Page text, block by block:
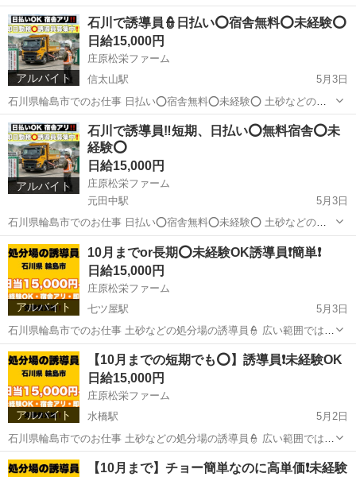
分場の誘導員👮 広い範囲ではなく小さな捨て場です 入口から入ってき
たダンプトラック🛻から 伝票を預かり、捨てる場所へ誘導するだけ‼️
トラックが入って...
兵庫 神戸市 箕谷駅 建築 無料
アルバイト
石川で誘導員👮日払い⭕️宿舎無料⭕️未経験⭕️
日給15,000円
庄原松栄ファーム
信太山駅
5月3日
石川県輪島市でのお仕事 日払い⭕️宿舎無料⭕️未経験⭕️ 土砂などの処
分場の誘導員👮 広い範囲ではなく小さな捨て場です 入口から入ってき
たダンプトラック🛻から 伝票を預かり、捨てる場所へ誘導するだけ‼️
トラックが入って...
大阪 和泉市 信太山駅 建築 無料
アルバイト
石川で誘導員‼️短期、日払い⭕️無料宿舎⭕️未
経験⭕️
日給15,000円
庄原松栄ファーム
元田中駅
5月3日
石川県輪島市でのお仕事 日払い⭕️宿舎無料⭕️未経験⭕️ 土砂などの処
分場の誘導員👮 広い範囲ではなく小さな捨て場です 入口から入ってき
たダンプトラック🛻から 伝票を預かり、捨てる場所へ誘導するだけ‼️
トラックが入って...
京都 京都市 元田中駅 建築 無料
アルバイト
10月までor長期⭕️未経験OK誘導員❗️簡単❗️
日給15,000円
庄原松栄ファーム
七ツ屋駅
5月3日
石川県輪島市でのお仕事 土砂などの処分場の誘導員👮 広い範囲ではな
く小さな捨て場です 入口から入ってきたダンプトラック🛻から 伝票
を預かり、捨てる場所へ誘導するだけ‼️ トラックが入ってこない時間
は車or事務所で待機😏 ...
石川 金沢市 七ツ屋駅 建築 トラック
アルバイト
【10月までの短期でも⭕️】誘導員❗️未経験OK
日給15,000円
庄原松栄ファーム
水橋駅
5月2日
石川県輪島市でのお仕事 土砂などの処分場の誘導員👮 広い範囲ではな
く小さな捨て場です 入口から入ってきたダンプトラック🛻から 伝票
を預かり、捨てる場所へ誘導するだけ‼️ トラックが入ってこない時間
富山 富山市 水橋駅 建築 短期
【10月まで】チョー簡単なのに高単価❗️未経験